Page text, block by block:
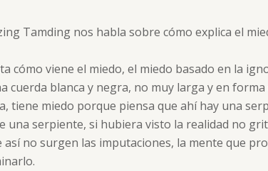
Tamding nos habla sobre cómo explica el
cómo viene el miedo, el miedo basado en la
cuerda blanca y negra, no muy larga y en
tiene miedo porque piensa que ahí hay una
serpiente, si hubiera visto la realidad no
no surgen las imputaciones, la mente que